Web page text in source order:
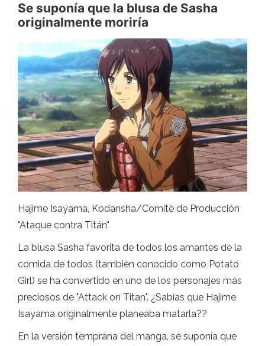
Se suponía que la blusa de Sasha
originalmente moriría
Hajime Isayama, Kodansha/Comité de Producción
"Ataque contra Titán"
La blusa Sasha favorita de todos los amantes de la
comida de todos (también conocido como Potato
Girl) se ha convertido en uno de los personajes más
preciosos de "Attack on Titan". ¿Sabías que Hajime
Isayama originalmente planeaba matarla??
En la versión temprana del manga, se suponía que